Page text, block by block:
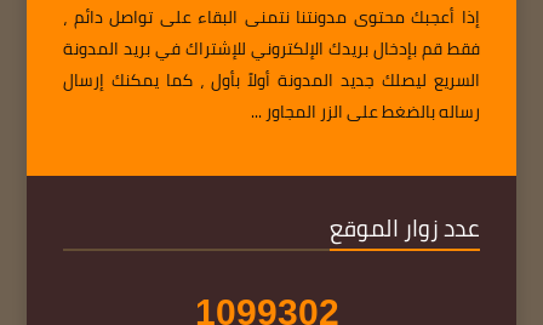
إذا أعجبك محتوى مدونتنا نتمنى البقاء على تواصل دائم ،
فقط قم بإدخال بريدك الإلكتروني للإشتراك في بريد المدونة
السريع ليصلك جديد المدونة أولاً بأول ، كما يمكنك إرسال
رساله بالضغط على الزر المجاور ...
عدد زوار الموقع
1099302